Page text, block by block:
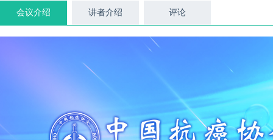
会议介绍 讲者介绍 评论